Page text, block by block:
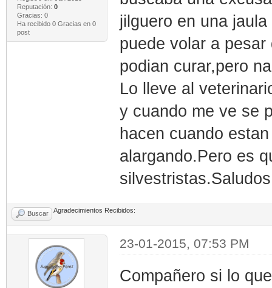
Reputación: 0
Gracias: 0
Ha recibido 0 Gracias en 0
post
jilguero en una
puede volar a
podian curar,pero
Lo lleve al
y cuando me ve se
hacen cuando
alargando.Pero es
Buscar Agradecimientos Recibidos:
23-01-2015, 07:53 PM
Compañero si lo